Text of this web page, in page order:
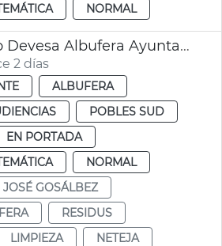
NORMAL
Limpieza julio Devesa Albufera Ayuntamiento València
2 días
ALBUFERA
POBLES SUD
EN PORTADA
NORMAL
JOSÉ GOSÁLBEZ
RESIDUS
LIMPIEZA NETEJA